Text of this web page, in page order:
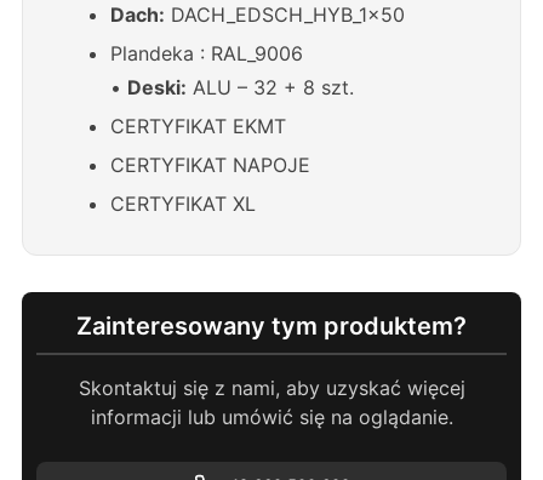
Dach: DACH_EDSCH_HYB_1x50
Plandeka : RAL_9006
• Deski: ALU – 32 + 8 szt.
CERTYFIKAT EKMT
CERTYFIKAT NAPOJE
CERTYFIKAT XL
Zainteresowany tym produktem?
Skontaktuj się z nami, aby uzyskać więcej
informacji lub umówić się na oglądanie.